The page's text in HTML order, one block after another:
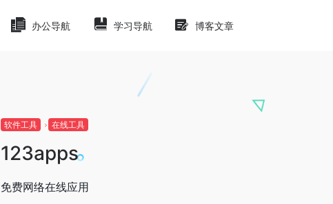
办公导航 学习导航 博客文章
软件工具 在线工具
123apps
免费网络在线应用